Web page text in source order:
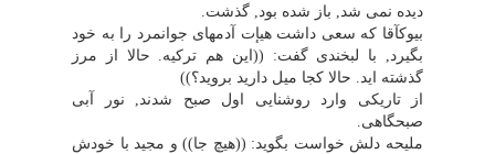
دیده نمى شد, باز شده بود, گذشت.
بیوکآقا که سعى داشت هیإت آدمهاى جوانمرد را به خود
بگیرد, با لبخندى گفت: ((این هم ترکیه. حالا از مرز
گذشته اید. حالا کجا میل دارید بروید؟))
از تاریکى وارد روشنایى اول صبح شدند, نور آبى
صبحگاهى.
ملیحه دلش خواست بگوید: ((هیچ جا)) و مجید با خودش